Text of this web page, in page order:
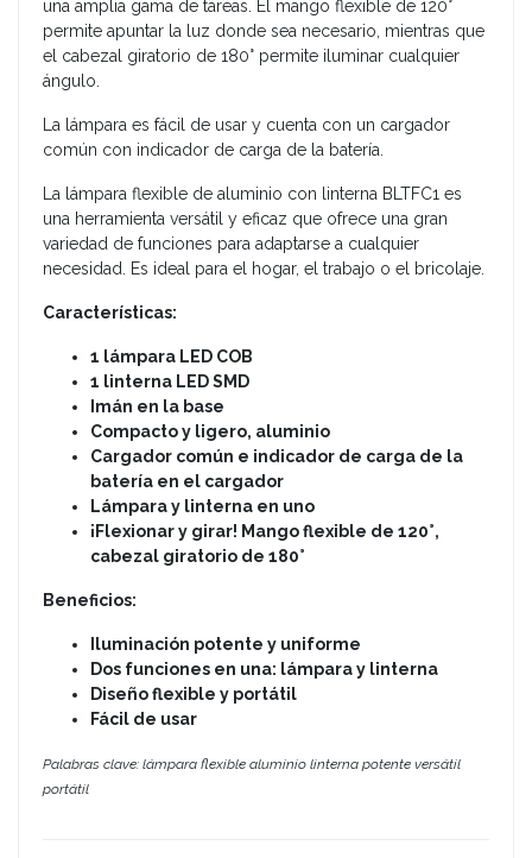
una amplia gama de tareas. El mango flexible de 120°
permite apuntar la luz donde sea necesario, mientras que
el cabezal giratorio de 180° permite iluminar cualquier
ángulo.
La lámpara es fácil de usar y cuenta con un cargador
común con indicador de carga de la batería.
La lámpara flexible de aluminio con linterna BLTFC1 es
una herramienta versátil y eficaz que ofrece una gran
variedad de funciones para adaptarse a cualquier
necesidad. Es ideal para el hogar, el trabajo o el bricolaje.
Características:
1 lámpara LED COB
1 linterna LED SMD
Imán en la base
Compacto y ligero, aluminio
Cargador común e indicador de carga de la
batería en el cargador
Lámpara y linterna en uno
¡Flexionar y girar! Mango flexible de 120°,
cabezal giratorio de 180°
Beneficios:
Iluminación potente y uniforme
Dos funciones en una: lámpara y linterna
Diseño flexible y portátil
Fácil de usar
Palabras clave: lámpara flexible aluminio linterna potente versátil
portátil